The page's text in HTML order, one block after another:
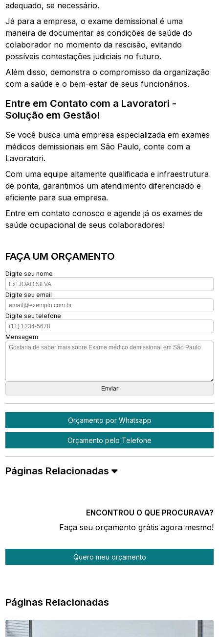
adequado, se necessário.
Já para a empresa, o exame demissional é uma
maneira de documentar as condições de saúde do
colaborador no momento da rescisão, evitando
possíveis contestações judiciais no futuro.
Além disso, demonstra o compromisso da organização
com a saúde e o bem-estar de seus funcionários.
Entre em Contato com a Lavoratori -
Solução em Gestão!
Se você busca uma empresa especializada em exames
médicos demissionais em São Paulo, conte com a
Lavoratori.
Com uma equipe altamente qualificada e infraestrutura
de ponta, garantimos um atendimento diferenciado e
eficiente para sua empresa.
Entre em contato conosco e agende já os exames de
saúde ocupacional de seus colaboradores!
FAÇA UM ORÇAMENTO
Digite seu nome
Digite seu email
Digite seu telefone
Mensagem
Orçamento por Whatsapp
Orçamento pelo Telefone
Páginas Relacionadas
ENCONTROU O QUE PROCURAVA?
Faça seu orçamento grátis agora mesmo!
Quero meu orçamento
Páginas Relacionadas